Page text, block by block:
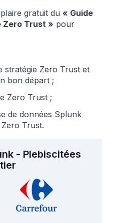
gratuit du « Guide
Zero Trust » pour
stratégie Zero Trust et
bon départ ;
Zero Trust ;
de données Splunk
Trust.
- Plebiscitées